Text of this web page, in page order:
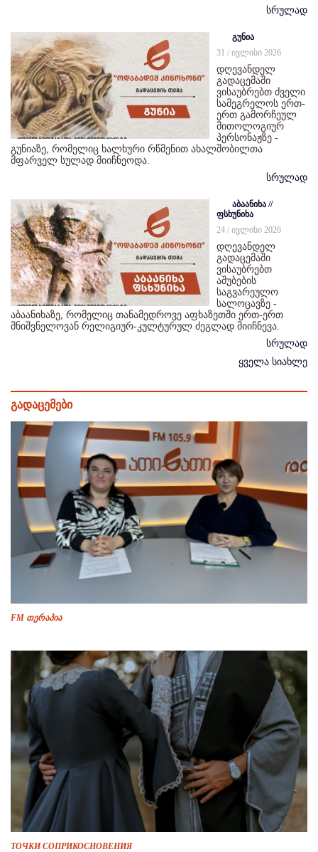
სრულად
გუნია
31 / ივლისი 2026
დღევანდელ
გადაცემაში
ვისაუბრებთ ძველი
სამეგრელოს ერთ-
ერთ გამორჩეულ
მითოლოგიურ
პერსონაჟზე -
გუნიაზე, რომელიც ხალხური რწმენით ახალშობილთა
მფარველ სულად მიიჩნეოდა.
სრულად
აბაანიხა //
ფსხუნიხა
24 / ივლისი 2026
დღევანდელ
გადაცემაში
ვისაუბრებთ
აშუბების
საგვარეულო
სალოცავზე -
აბაანიხაზე, რომელიც თანამედროვე აფხაზეთში ერთ-ერთ
მნიშვნელოვან რელიგიურ-კულტურულ ძეგლად მიიჩნევა.
სრულად
ყველა სიახლე
გადაცემები
FM თერაპია
ТОЧКИ СОПРИКОСНОВЕНИЯ